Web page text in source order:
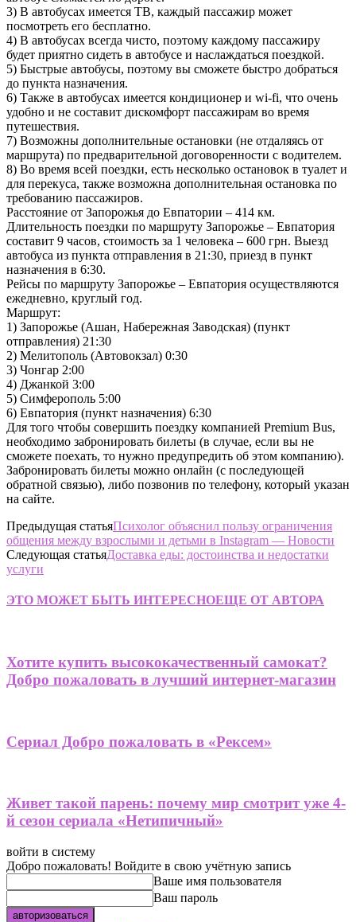
3) В автобусах имеется ТВ, каждый пассажир может
посмотреть его бесплатно.
4) В автобусах всегда чисто, поэтому каждому пассажиру
будет приятно сидеть в автобусе и наслаждаться поездкой.
5) Быстрые автобусы, поэтому вы сможете быстро добраться
до пункта назначения.
6) Также в автобусах имеется кондиционер и wi-fi, что очень
удобно и не составит дискомфорт пассажирам во время
путешествия.
7) Возможны дополнительные остановки (не отдаляясь от
маршрута) по предварительной договоренности с водителем.
8) Во время всей поездки, есть несколько остановок в туалет и
для перекуса, также возможна дополнительная остановка по
требованию пассажиров.
Расстояние от Запорожья до Евпатории – 414 км.
Длительность поездки по маршруту Запорожье – Евпатория
составит 9 часов, стоимость за 1 человека – 600 грн. Выезд
автобуса из пункта отправления в 21:30, приезд в пункт
назначения в 6:30.
Рейсы по маршруту Запорожье – Евпатория осуществляются
ежедневно, круглый год.
Маршрут:
1) Запорожье (Ашан, Набережная Заводская) (пункт
отправления) 21:30
2) Мелитополь (Автовокзал) 0:30
3) Чонгар 2:00
4) Джанкой 3:00
5) Симферополь 5:00
6) Евпатория (пункт назначения) 6:30
Для того чтобы совершить поездку компанией Premium Bus,
необходимо забронировать билеты (в случае, если вы не
сможете поехать, то нужно предупредить об этом компанию).
Забронировать билеты можно онлайн (с последующей
обратной связью), либо позвонив по телефону, который указан
на сайте.
Предыдущая статьяПсихолог объяснил пользу ограничения
общения между взрослыми и детьми в Instagram — Новости
Следующая статьяДоставка еды: достоинства и недостатки
услуги
ЭТО МОЖЕТ БЫТЬ ИНТЕРЕСНОЕЩЕ ОТ АВТОРА
Хотите купить высококачественный самокат?
Добро пожаловать в лучший интернет-магазин
Сериал Добро пожаловать в «Рексем»
Живет такой парень: почему мир смотрит уже 4-
й сезон сериала «Нетипичный»
войти в систему
Добро пожаловать! Войдите в свою учётную запись
Ваше имя пользователя
Ваш пароль